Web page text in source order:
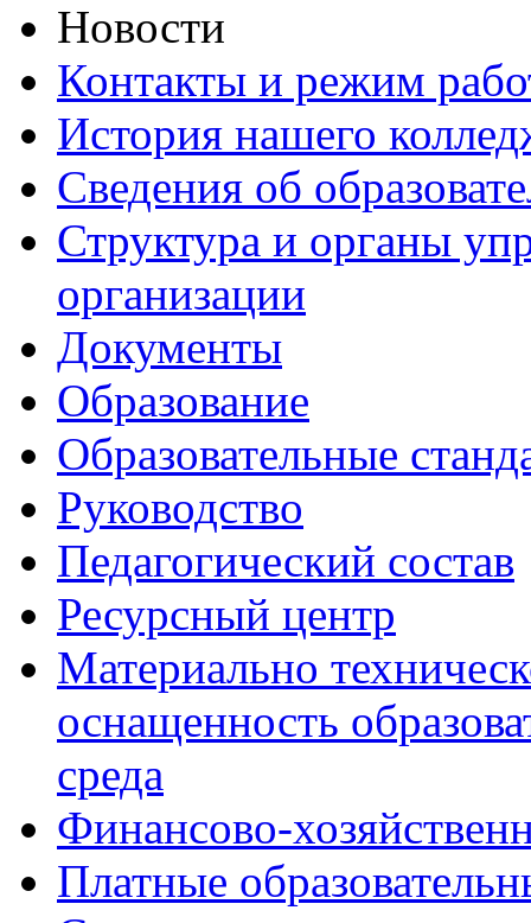
Новости
Контакты и режим
История нашего
Сведения об
Структура и органы
организации
Документы
Образование
Образовательные
Руководство
Педагогический состав
Ресурсный центр
Материально
оснащенность
среда
Финансово-
Платные